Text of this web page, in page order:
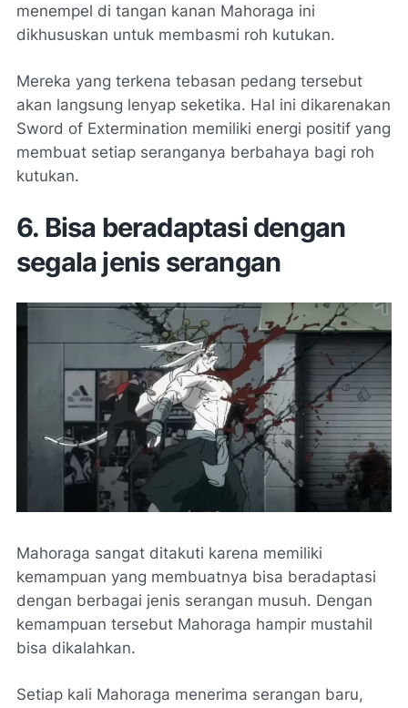
menempel di tangan kanan Mahoraga ini
dikhususkan untuk membasmi roh kutukan.
Mereka yang terkena tebasan pedang tersebut
akan langsung lenyap seketika. Hal ini dikarenakan
Sword of Extermination memiliki energi positif yang
membuat setiap seranganya berbahaya bagi roh
kutukan.
6. Bisa beradaptasi dengan
segala jenis serangan
Mahoraga sangat ditakuti karena memiliki
kemampuan yang membuatnya bisa beradaptasi
dengan berbagai jenis serangan musuh. Dengan
kemampuan tersebut Mahoraga hampir mustahil
bisa dikalahkan.
Setiap kali Mahoraga menerima serangan baru,